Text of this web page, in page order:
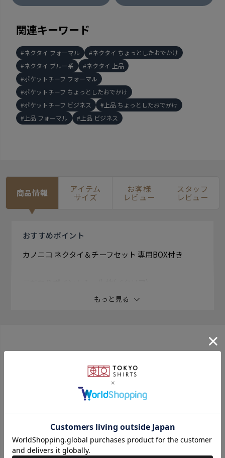
関連キーワード
ネクタイ フォーマル
ネクタイ ちょっとしたおでかけ
ネクタイ ブルー系
ネクタイ 上品
ポケットチーフ フォーマル
ポケットチーフ ちょっとしたおでかけ
ポケットチーフ ビジネス
上品 ちょっとしたおでかけ
上品 フォーマル
上品 ビジネス
商品情報 アイテム
サイズ
お客様
レビュー
スタッフ
レビュー
おすすめポイント
カノニコ ネクタイ＆チーフセット 専用BOX付き
スーツで知られているイタリア大手の生地メーカーの
こだわりポイント２・プリント(国産)
染料に糊を混ぜて直接生地に印捺するような技法。 一
生地一生地手作業で捺印している為、色が濃く深みが
出るのが特徴です。
こだわりポイント３・縫製(国産)
日本工場のしっかりとした縫製で国産ならではの柔ら
かいふんわりとした触り心地。 シワもなりにくく巻い
もっと見る
おすすめコンテンツ